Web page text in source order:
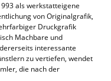
als werkstatteigene
von Originalgrafik,
Druckgrafik
Machbare und
interessante
zu vertiefen, wendet
die nach der